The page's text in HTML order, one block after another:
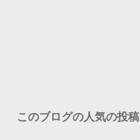
このブログの人気の投稿